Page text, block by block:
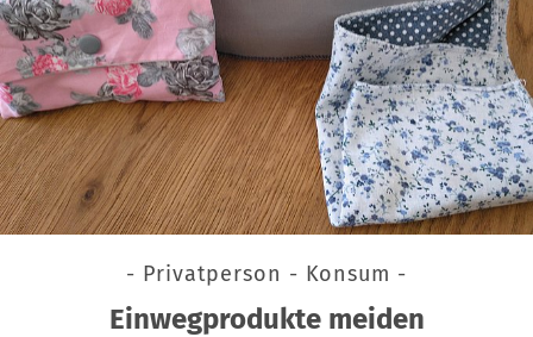
- Privatperson - Konsum -
Einwegprodukte meiden